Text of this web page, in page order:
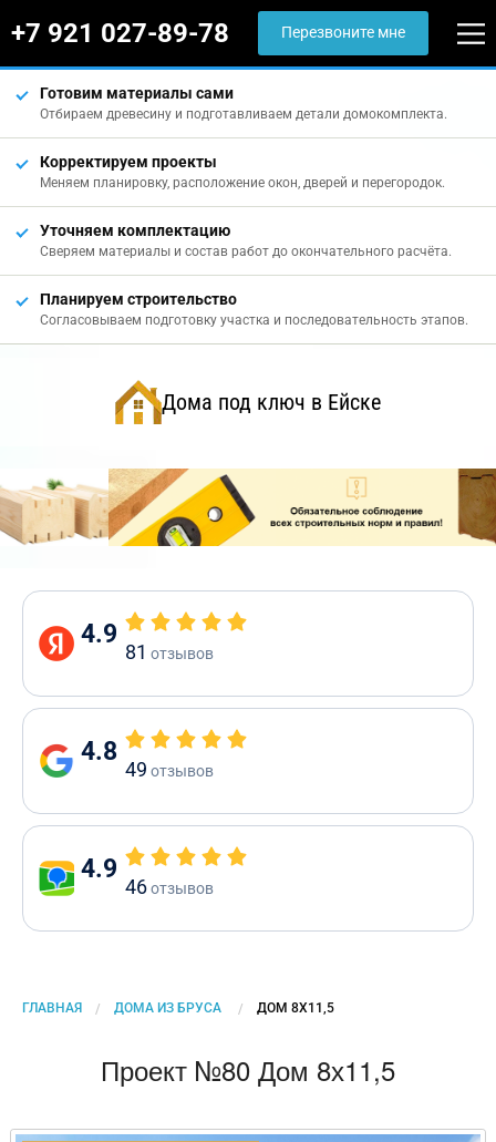
+7 921 027-89-78 Перезвоните мне
Готовим материалы сами
Отбираем древесину и подготавливаем детали домокомплекта.
Корректируем проекты
Меняем планировку, расположение окон, дверей и перегородок.
Уточняем комплектацию
Сверяем материалы и состав работ до окончательного расчёта.
Планируем строительство
Согласовываем подготовку участка и последовательность этапов.
Дома под ключ в Ейске
4.9
81 отзывов
4.8
49 отзывов
4.9
46отзывов
ГЛАВНАЯ ДОМА ИЗ БРУСА CURRENT:
ДОМ 8Х11,5
Проект №80 Дом 8х11,5